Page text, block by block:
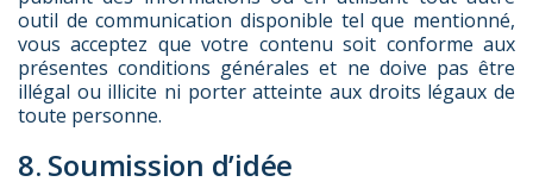
outil de communication disponible tel que mentionné,
vous acceptez que votre contenu soit conforme aux
présentes conditions générales et ne doive pas être
illégal ou illicite ni porter atteinte aux droits légaux de
toute personne.
8. Soumission d’idée